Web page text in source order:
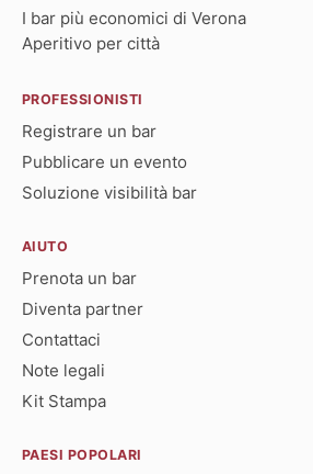
I bar più economici di Verona
Aperitivo per città
PROFESSIONISTI
Registrare un bar
Pubblicare un evento
Soluzione visibilità bar
AIUTO
Prenota un bar
Diventa partner
Contattaci
Note legali
Kit Stampa
PAESI POPOLARI